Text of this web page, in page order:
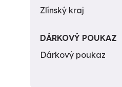
Zlínský kraj
DÁRKOVÝ POUKAZ
Dárkový poukaz